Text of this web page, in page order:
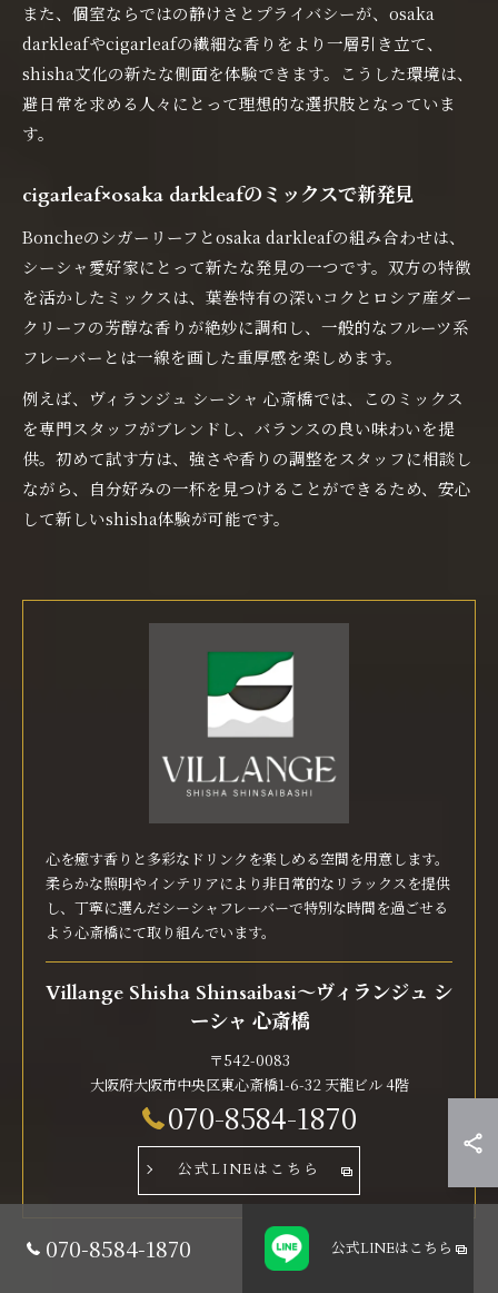
また、個室ならではの静けさとプライバシーが、osaka
darkleafやcigarleafの繊細な香りをより一層引き立て、
shisha文化の新たな側面を体験できます。こうした環境は、
避日常を求める人々にとって理想的な選択肢となっていま
す。
cigarleaf×osaka darkleafのミックスで新発見
Boncheのシガーリーフとosaka darkleafの組み合わせは、
シーシャ愛好家にとって新たな発見の一つです。双方の特徴
を活かしたミックスは、葉巻特有の深いコクとロシア産ダー
クリーフの芳醇な香りが絶妙に調和し、一般的なフルーツ系
フレーバーとは一線を画した重厚感を楽しめます。
例えば、ヴィランジュ シーシャ 心斎橋では、このミックス
を専門スタッフがブレンドし、バランスの良い味わいを提
供。初めて試す方は、強さや香りの調整をスタッフに相談し
ながら、自分好みの一杯を見つけることができるため、安心
して新しいshisha体験が可能です。
心を癒す香りと多彩なドリンクを楽しめる空間を用意します。
柔らかな照明やインテリアにより非日常的なリラックスを提供
し、丁寧に選んだシーシャフレーバーで特別な時間を過ごせる
よう心斎橋にて取り組んでいます。
Villange Shisha Shinsaibasi〜ヴィランジュ シ
ーシャ 心斎橋
〒542-0083
大阪府大阪市中央区東心斎橋1-6-32 天龍ビル 4階
070-8584-1870
公式LINEはこちら
070-8584-1870 公式LINEはこちら